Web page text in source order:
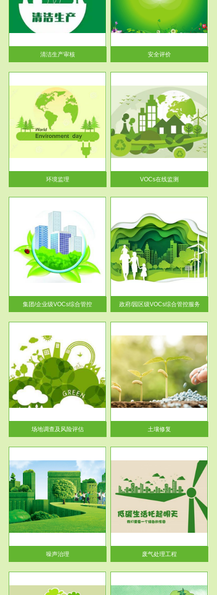
清洁生产审核
安全评价
安全评价安全评价目的是查找、
分析和预测工程、系统、生产经
营活...
安全评价
环境监理
服务范围
VOCs在线监测
根据《重点区域大气污染防
治“十二五”规划》有机废气净化
率达...
VOCs在线监测
集团/企业级VOCs综合管控
服务范围
政府/园区级VOCs综合管控服务
根据《石化行业挥发性有机物综
合整治方案》文件要求，到2017
年，全...
政府/园区级VOCs综合管控服务
场地调查及风险评估
服务范围
土壤修复
土壤修复
噪声治理
服务范围
废气处理工程
废气处理工程